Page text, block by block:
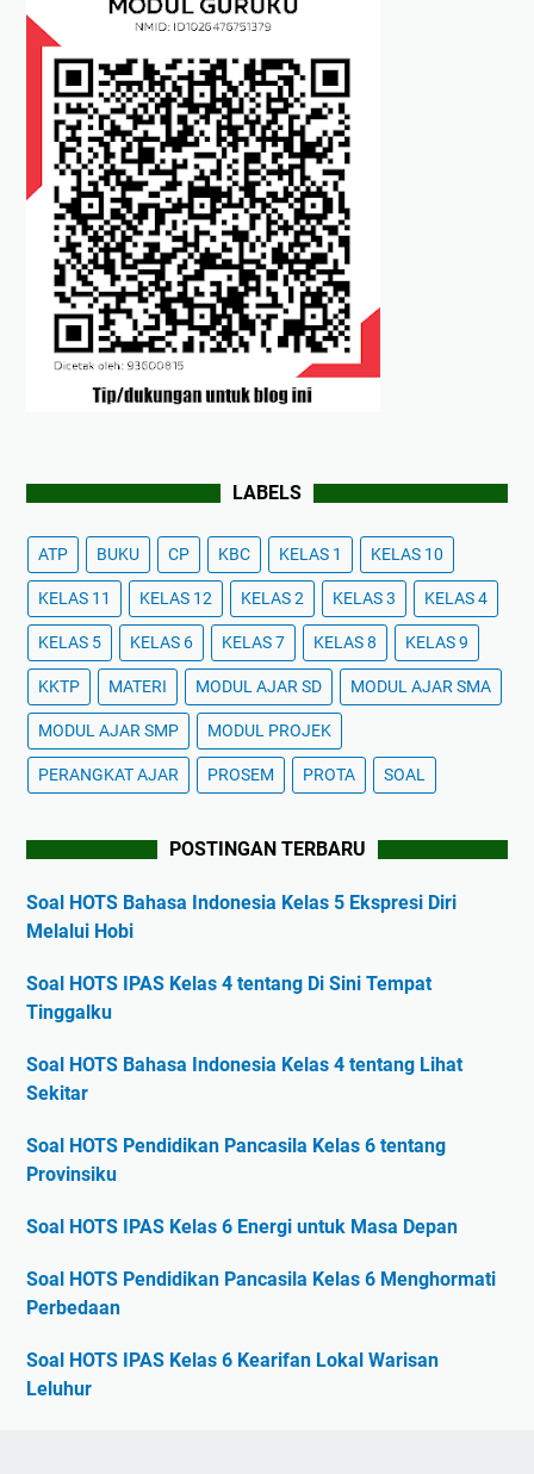
LABELS
ATP BUKU CP KBC KELAS 1 KELAS 10
KELAS 11 KELAS 12 KELAS 2 KELAS 3 KELAS 4
KELAS 5 KELAS 6 KELAS 7 KELAS 8 KELAS 9
KKTP MATERI MODUL AJAR SD MODUL AJAR SMA
MODUL AJAR SMP MODUL PROJEK
PERANGKAT AJAR PROSEM PROTA SOAL
POSTINGAN TERBARU
Soal HOTS Bahasa Indonesia Kelas 5 Ekspresi Diri
Melalui Hobi
Soal HOTS IPAS Kelas 4 tentang Di Sini Tempat
Tinggalku
Soal HOTS Bahasa Indonesia Kelas 4 tentang Lihat
Sekitar
Soal HOTS Pendidikan Pancasila Kelas 6 tentang
Provinsiku
Soal HOTS IPAS Kelas 6 Energi untuk Masa Depan
Soal HOTS Pendidikan Pancasila Kelas 6 Menghormati
Perbedaan
Soal HOTS IPAS Kelas 6 Kearifan Lokal Warisan
Leluhur